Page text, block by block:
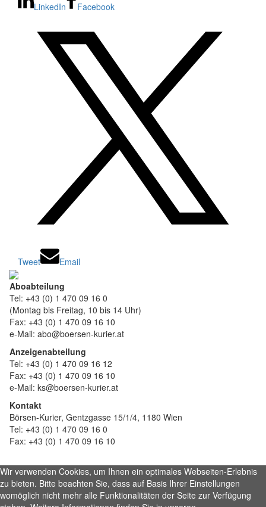
LinkedIn Facebook
Tweet Email
Aboabteilung
Tel: +43 (0) 1 470 09 16 0
(Montag bis Freitag, 10 bis 14 Uhr)
Fax: +43 (0) 1 470 09 16 10
e-Mail: abo@boersen-kurier.at
Anzeigenabteilung
Tel: +43 (0) 1 470 09 16 12
Fax: +43 (0) 1 470 09 16 10
e-Mail: ks@boersen-kurier.at
Kontakt
Börsen-Kurier, Gentzgasse 15/1/4, 1180 Wien
Tel: +43 (0) 1 470 09 16 0
Fax: +43 (0) 1 470 09 16 10
Wir verwenden Cookies, um Ihnen ein optimales Webseiten-Erlebnis
zu bieten. Bitte beachten Sie, dass auf Basis Ihrer Einstellungen
womöglich nicht mehr alle Funktionalitäten der Seite zur Verfügung